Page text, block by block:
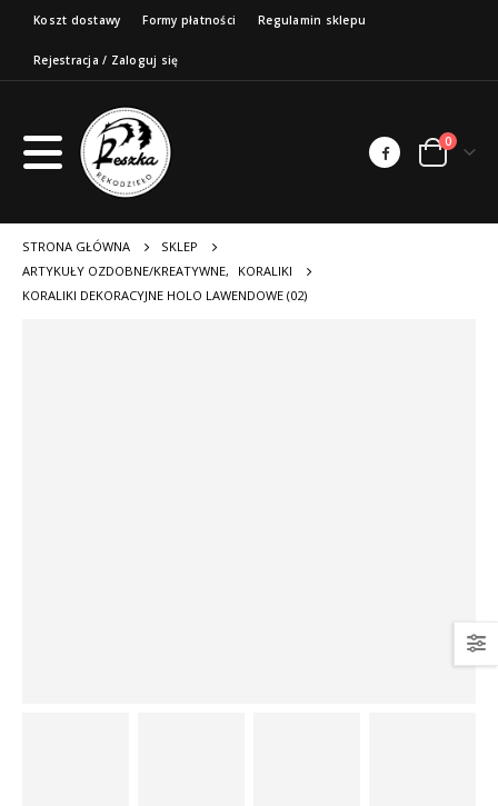
Koszt dostawy Formy płatności Regulamin sklepu
Rejestracja / Zaloguj się
0
STRONA GŁÓWNA
SKLEP
ARTYKUŁY OZDOBNE/KREATYWNE,
KORALIKI
KORALIKI DEKORACYJNE HOLO LAWENDOWE (02)